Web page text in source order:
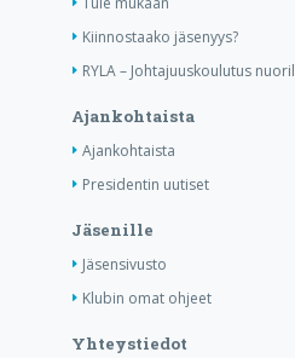
Kiinnostaako jäsenyys?
RYLA – Johtajuuskoulutus
Ajankohtaista
Ajankohtaista
Presidentin uutiset
Jäsenille
Jäsensivusto
Klubin omat ohjeet
Yhteystiedot